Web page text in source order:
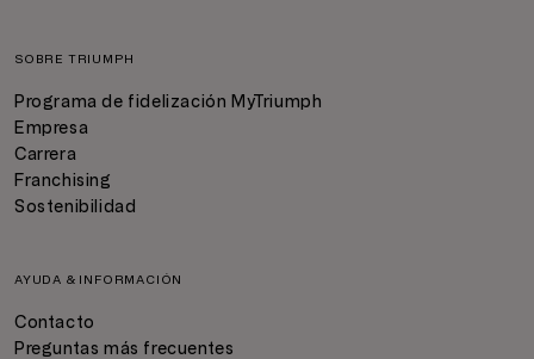
SOBRE TRIUMPH
Programa de fidelización MyTriumph
Empresa
Carrera
Franchising
Sostenibilidad
AYUDA & INFORMACIÓN
Contacto
Preguntas más frecuentes